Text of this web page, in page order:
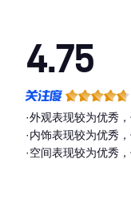
4.75
·外观表现较为优秀
·内饰表现较为优秀
·空间表现较为优秀